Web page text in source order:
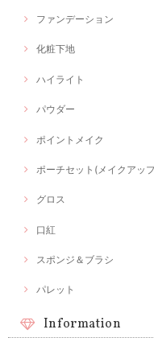
ファンデーション
化粧下地
ハイライト
パウダー
ポイントメイク
ポーチセット(メイクアッ
グロス
口紅
スポンジ＆ブラシ
パレット
Information